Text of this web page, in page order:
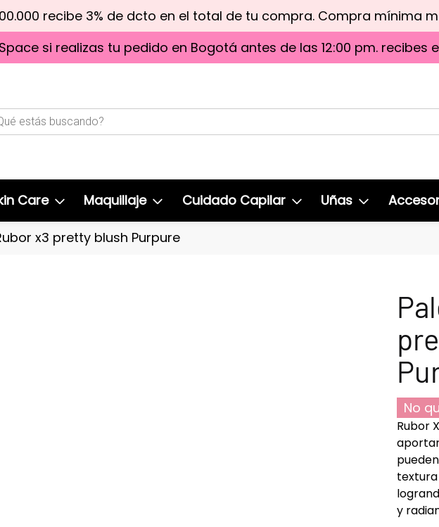
recibe 3% de dcto en el total de tu compra. Compra mínima
si realizas tu pedido en Bogotá antes de las 12:00 pm. recibes
Care Maquillaje Cuidado Capilar Uñas
x3 pretty blush Purpure
No
Rubor
y